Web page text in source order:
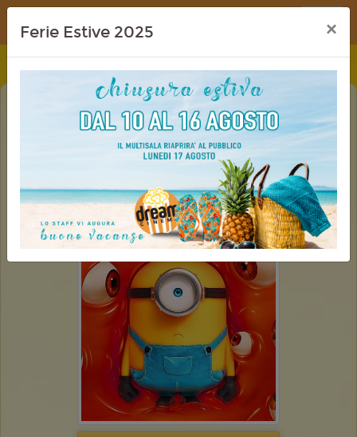
Dream Cinema
MINIONS & MONSTERS
Ferie Estive 2025 ×